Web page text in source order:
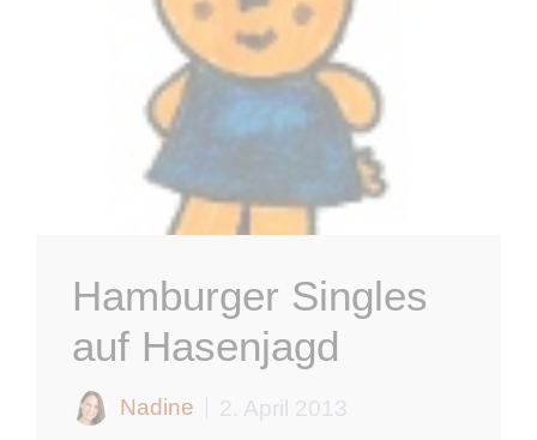
Hamburger Singles
auf Hasenjagd
Nadine 2. April 2013